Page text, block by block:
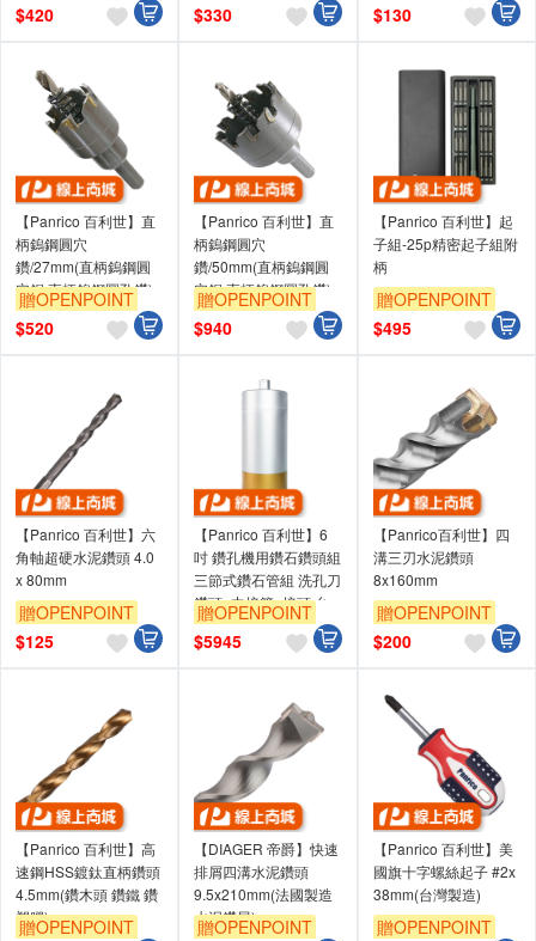
$420
$330
$130
【Panrico 百利世】直
柄鎢鋼圓穴
鑽/27mm(直柄鎢鋼圓
穴鋸 直柄鎢鋼圓孔鑽)
贈OPENPOINT
$520
【Panrico 百利世】直
柄鎢鋼圓穴
鑽/50mm(直柄鎢鋼圓
穴鋸 直柄鎢鋼圓孔鑽)
贈OPENPOINT
$940
【Panrico 百利世】起
子組-25p精密起子組附
柄
贈OPENPOINT
$495
【Panrico 百利世】六
角軸超硬水泥鑽頭 4.0
x 80mm
贈OPENPOINT
$125
【Panrico 百利世】6
吋 鑽孔機用鑽石鑽頭組
三節式鑽石管組 洗孔刀
鑽頭+中接管+接頭 台
灣製造
贈OPENPOINT
$5945
【Panrico百利世】四
溝三刃水泥鑽頭
8x160mm
贈OPENPOINT
$200
【Panrico 百利世】高
速鋼HSS鍍鈦直柄鑽頭
4.5mm(鑽木頭 鑽鐵 鑽
塑膠)
贈OPENPOINT
【DIAGER 帝爵】快速
排屑四溝水泥鑽頭
9.5x210mm(法國製造
水泥鑽尾)
贈OPENPOINT
【Panrico 百利世】美
國旗十字螺絲起子 #2x
38mm(台灣製造)
贈OPENPOINT